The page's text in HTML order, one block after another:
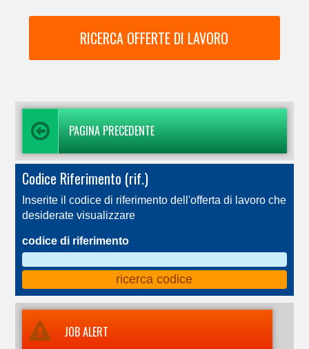
RICERCA OFFERTE DI LAVORO
PAGINA PRECEDENTE
Codice Riferimento (rif.)
Inserite il codice di riferimento dell'offerta di lavoro che
desiderate visualizzare
codice di riferimento
JOB ALERT